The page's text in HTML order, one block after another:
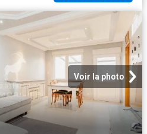
Voir la photo